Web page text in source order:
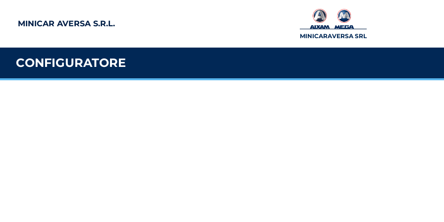
MINICAR AVERSA S.R.L.
MINICARAVERSA SRL
CONFIGURATORE